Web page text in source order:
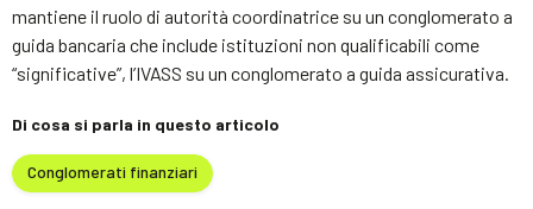
mantiene il ruolo di autorità coordinatrice su un conglomerato a
guida bancaria che include istituzioni non qualificabili come
“significative”, l’IVASS su un conglomerato a guida assicurativa.
Di cosa si parla in questo articolo
Conglomerati finanziari